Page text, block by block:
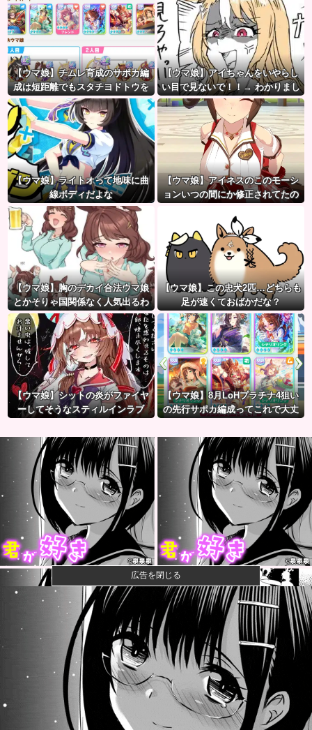
【ウマ娘】チムレ育成のサポカ編
成は短距離でもスタチヨドトウを
編成するってマジ！？ 根性サポカ
を編成していた意味…
【ウマ娘】アイちゃんをいやらし
い目で見ないで！！→ わかりまし
た…
【ウマ娘】ライトオって地味に曲
線ボディだよな
【ウマ娘】アイネスのこのモーシ
ョンいつの間にか修正されてたの
【ウマ娘】胸のデカイ合法ウマ娘
とかそりゃ国関係なく人気出るわ
な
【ウマ娘】この忠犬2匹…どちらも
足が速くておばかだな？
【ウマ娘】シットの炎がファイヤ
ーしてそうなスティルインラブ
【ウマ娘】8月LoHプラチナ4狙い
の先行サポカ編成ってこれで大丈
広告を閉じる